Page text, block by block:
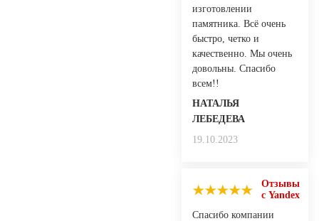
изготовлении
памятника. Всё очень
быстро, четко и
качественно. Мы очень
довольны. Спасибо
всем!!
НАТАЛЬЯ
ЛЕБЕДЕВА
19.10.2023
Отзывы
с Yandex
Спасибо компании